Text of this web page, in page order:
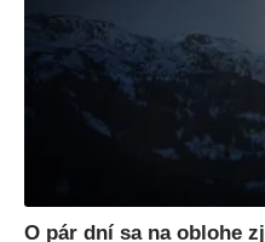
O pár dní sa na oblohe